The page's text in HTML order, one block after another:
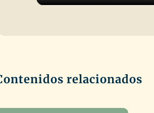
relacionados